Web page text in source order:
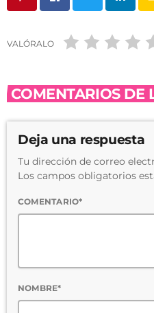
VALÓRALO
COMENTARIOS DE
Deja una respuesta
Tu dirección de correo
Los campos obligatorios
COMENTARIO*
NOMBRE*